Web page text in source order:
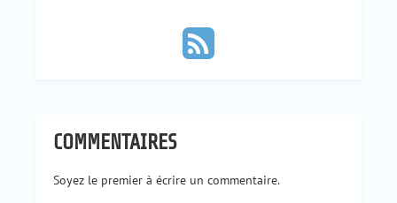
COMMENTAIRES
Soyez le premier à écrire un commentaire.